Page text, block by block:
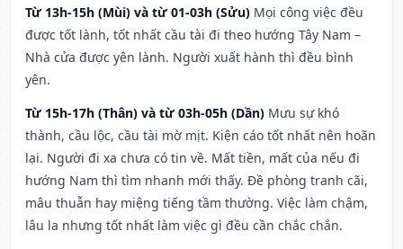
Từ 13h-15h (Mùi) và từ 01-03h (Sửu) Mọi công việc đều
được tốt lành, tốt nhất cầu tài đi theo hướng Tây Nam –
Nhà cửa được yên lành. Người xuất hành thì đều bình
yên.
Từ 15h-17h (Thân) và từ 03h-05h (Dần) Mưu sự khó
thành, cầu lộc, cầu tài mờ mịt. Kiện cáo tốt nhất nên hoãn
lại. Người đi xa chưa có tin về. Mất tiền, mất của nếu đi
hướng Nam thì tìm nhanh mới thấy. Đề phòng tranh cãi,
mâu thuẫn hay miệng tiếng tầm thường. Việc làm chậm,
lâu la nhưng tốt nhất làm việc gì đều cần chắc chắn.